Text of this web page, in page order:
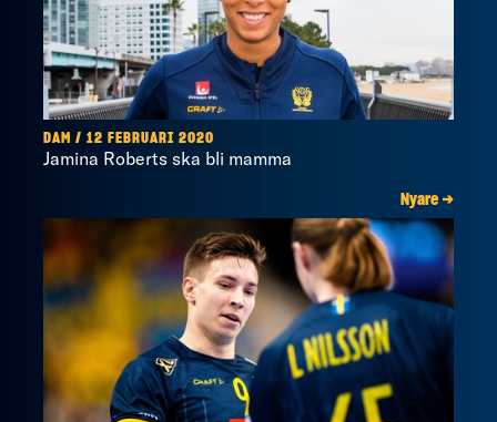
DAM / 12 FEBRUARI 2020
Jamina Roberts ska bli mamma
Nyare →